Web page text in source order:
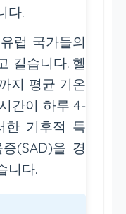
다.
럽 국가들의
길습니다. 헬
지 평균 기온
간이 하루 4-
한 기후적 특
(SAD)을 경
니다.